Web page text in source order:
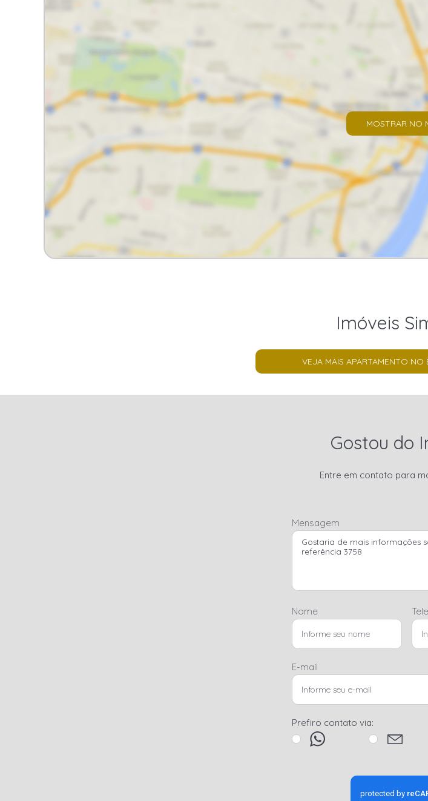
MOSTRAR NO
Imóveis
VEJA MAIS APARTAMENTO NO
Gostou do
Entre em contato para
Mensagem
Nome
E-mail
Prefiro contato via: